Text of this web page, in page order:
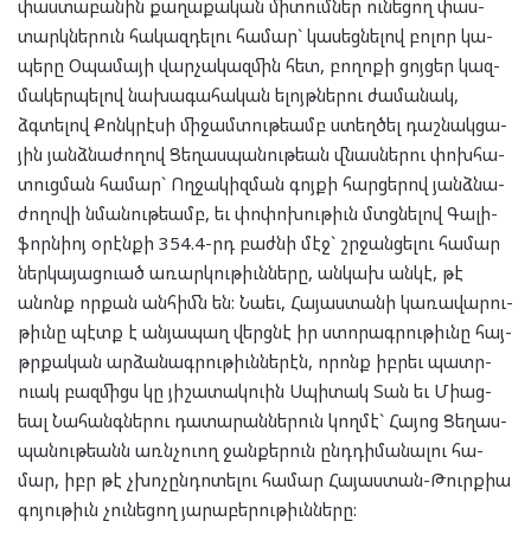
փաս­տա­բա­նին քա­ղա­քա­կան մի­տում­ներ ու­նե­ցող փաս­
տարկ­նե­րուն հա­կազ­դե­լու հա­մար` կա­սեց­նե­լով բո­լոր կա­
պե­րը Օպա­մա­յի վար­չա­կազ­մին հետ, բո­ղո­քի ցոյ­ցեր կազ­
մա­կեր­պե­լով նա­խա­գա­հա­կան ելոյթ­նե­րու ժա­մա­նակ,
ձգտե­լով Քոնկ­րէ­սի մի­ջամ­տու­թեամբ ստեղ­ծել դաշ­նակ­ցա­
յին յանձ­նա­ժո­ղով Ցե­ղաս­պա­նու­թեան վնաս­նե­րու փոխ­հա­
տուց­ման հա­մար` Ող­ջա­կիզ­ման գոյ­քի հար­ցե­րով յանձ­նա­
ժո­ղո­վի նմա­նու­թեամբ, եւ փո­փո­խու­թիւն մտցնե­լով Գա­լի­
ֆորն­իոյ օրէն­քի 354.4-րդ բաժ­նի մէջ` շրջան­ցե­լու հա­մար
ներ­կա­յաց­ուած առար­կու­թիւն­նե­րը, ան­կախ ան­կէ, թէ
անոնք որ­քան ան­հիմն են: Նա­եւ, Հա­յաս­տա­նի կա­ռա­վա­րու­
թիւնը պէտք է ան­յա­պաղ վերց­նէ իր ստո­րագ­րու­թիւնը հայ-
թրքա­կան ար­ձա­նագ­րու­թիւն­նե­րէն, որոնք իբ­րեւ պատր­
ուակ բազ­միցս կը յի­շա­տակ­ուին Սպի­տակ Տան եւ Մի­աց­
եալ Նա­հանգ­նե­րու դա­տա­րան­նե­րուն կող­մէ` Հա­յոց Ցե­ղաս­
պա­նու­թեանն առն­չուող ջան­քե­րուն ընդ­դի­մա­նա­լու հա­
մար, իբր թէ չխո­չըն­դո­տե­լու հա­մար Հա­յաս­տան-Թուրք­իա
գո­յու­թիւն չու­նե­ցող յա­րա­բե­րու­թիւն­նե­րը: